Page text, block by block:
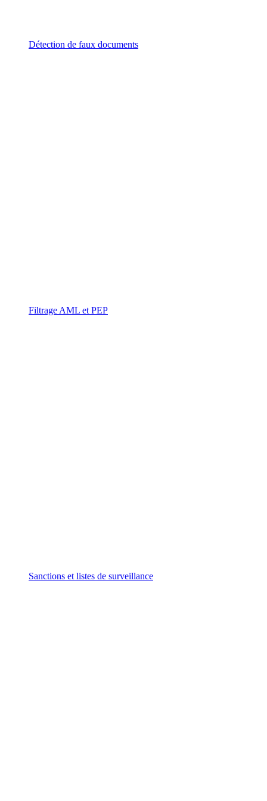
Détection de faux documents
Filtrage AML et PEP
Sanctions et listes de surveillance